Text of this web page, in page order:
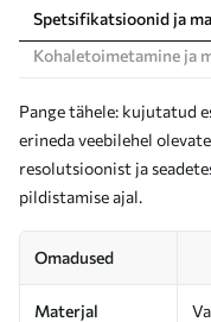
Spetsifikatsioonid ja
Kohaletoimetamine ja
Pange tähele: kujutatud
erineda veebilehel
resolutsioonist ja
pildistamise ajal.
Omadused
Materjal